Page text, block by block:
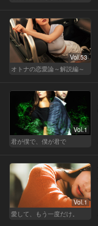
Vol.53
オトナの恋愛論～解説編～
Vol.1
君が僕で、僕が君で
Vol.1
愛して、もう一度だけ。